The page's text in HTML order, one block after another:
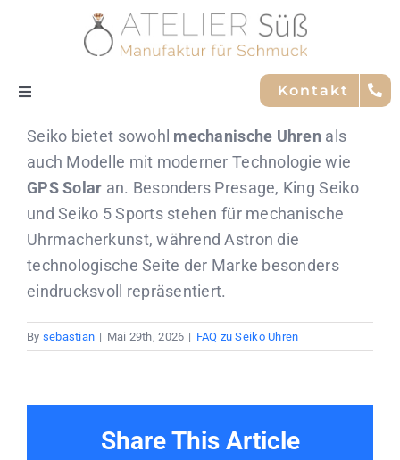
Toggle
Nachhaltigkeit
Trauringe
Service
Kontakt
Seiko bietet sowohl mechanische Uhren als
auch Modelle mit moderner Technologie wie
GPS Solar an. Besonders Presage, King Seiko
und Seiko 5 Sports stehen für mechanische
Uhrmacherkunst, während Astron die
technologische Seite der Marke besonders
eindrucksvoll repräsentiert.
By sebastian | Mai 29th, 2026 | FAQ zu Seiko Uhren
Share This Article